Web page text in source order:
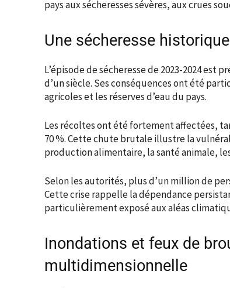
pays aux sécheresses sévères, aux crues
Une sécheresse
L’épisode de sécheresse de 2023-2024
d’un siècle. Ses conséquences ont été
agricoles et les réserves d’eau du pays.
Les récoltes ont été fortement affectées,
70 %. Cette chute brutale illustre la
production alimentaire, la santé animale,
Selon les autorités, plus d’un million de
Cette crise rappelle la dépendance
particulièrement exposé aux aléas
Inondations et feux de
multidimensionnelle